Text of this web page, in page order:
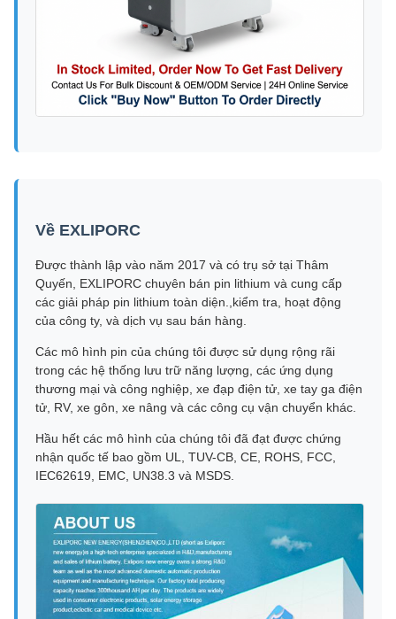
Về EXLIPORC
Được thành lập vào năm 2017 và có trụ sở tại Thâm
Quyến, EXLIPORC chuyên bán pin lithium và cung cấp
các giải pháp pin lithium toàn diện.,kiểm tra, hoạt động
của công ty, và dịch vụ sau bán hàng.
Các mô hình pin của chúng tôi được sử dụng rộng rãi
trong các hệ thống lưu trữ năng lượng, các ứng dụng
thương mại và công nghiệp, xe đạp điện tử, xe tay ga điện
tử, RV, xe gôn, xe nâng và các công cụ vận chuyển khác.
Hầu hết các mô hình của chúng tôi đã đạt được chứng
nhận quốc tế bao gồm UL, TUV-CB, CE, ROHS, FCC,
IEC62619, EMC, UN38.3 và MSDS.